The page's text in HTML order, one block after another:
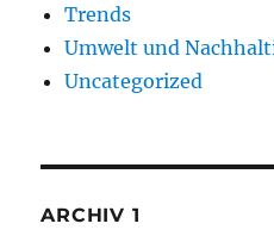
Trends
Umwelt und
Uncategorized
ARCHIV 1